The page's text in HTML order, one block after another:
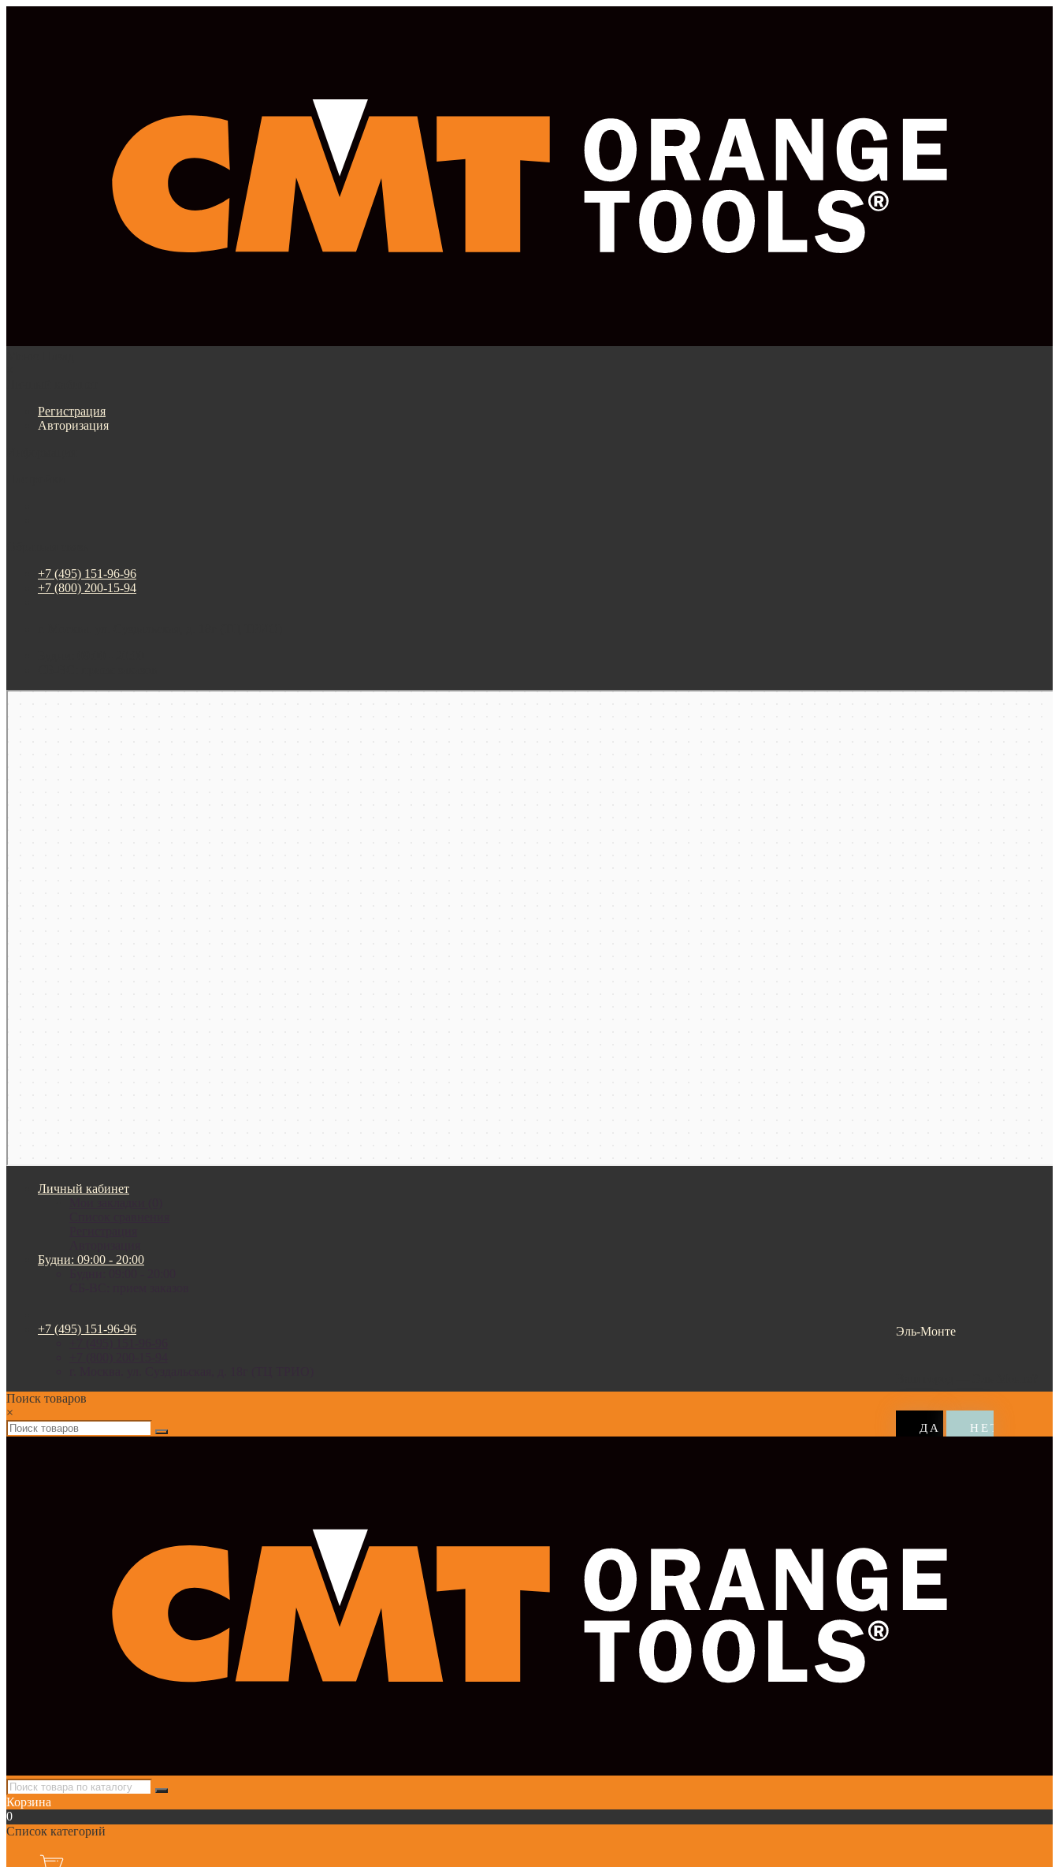
Регистрация
Авторизация
+7 (495) 151-96-96
+7 (800) 200-15-94
Москва
Личный кабинет
Будни: 09:00 - 20:00
Эль-Монте
+7 (495) 151-96-96
Поиск товаров
×
Корзина
0
Список категорий